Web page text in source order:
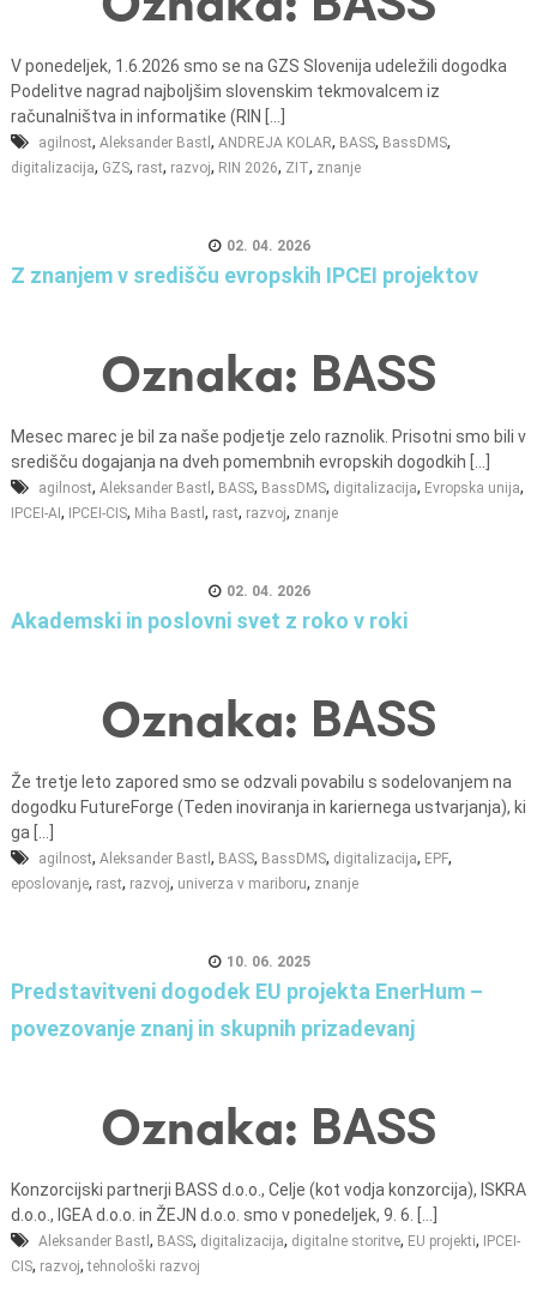
V ponedeljek, 1.6.2026 smo se na GZS Slovenija udeležili dogodka
Podelitve nagrad najboljšim slovenskim tekmovalcem iz
računalništva in informatike (RIN [...]
agilnost, Aleksander Bastl , ANDREJA KOLAR, BASS, BassDMS,
digitalizacija, GZS, rast, razvoj, RIN 2026, ZIT, znanje
02. 04. 2026
Z znanjem v središču evropskih IPCEI projektov
Oznaka: BASS
Mesec marec je bil za naše podjetje zelo raznolik. Prisotni smo bili v
središču dogajanja na dveh pomembnih evropskih dogodkih [...]
agilnost, Aleksander Bastl , BASS, BassDMS, digitalizacija, Evropska unija,
IPCEI-AI , IPCEI-CIS, Miha Bastl , rast, razvoj, znanje
02. 04. 2026
Akademski in poslovni svet z roko v roki
Oznaka: BASS
Že tretje leto zapored smo se odzvali povabilu s sodelovanjem na
dogodku FutureForge (Teden inoviranja in kariernega ustvarjanja), ki
ga [...]
agilnost, Aleksander Bastl , BASS, BassDMS, digitalizacija, EPF,
eposlovanje, rast, razvoj, univerza v mariboru, znanje
10. 06. 2025
Predstavitveni dogodek EU projekta EnerHum –
povezovanje znanj in skupnih prizadevanj
Oznaka: BASS
Konzorcijski partnerji BASS d.o.o., Celje (kot vodja konzorcija), ISKRA
d.o.o., IGEA d.o.o. in ŽEJN d.o.o. smo v ponedeljek, 9. 6. [...]
Aleksander Bastl , BASS, digitalizacija, digitalne storitve, EU projekti,
IPCEI-
CIS, razvoj,tehnološki razvoj